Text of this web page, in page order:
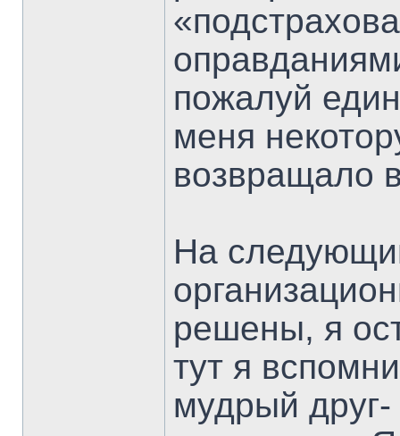
пожалуй
меня
возвращало
На
решены, я
тут я
мудрый друг-